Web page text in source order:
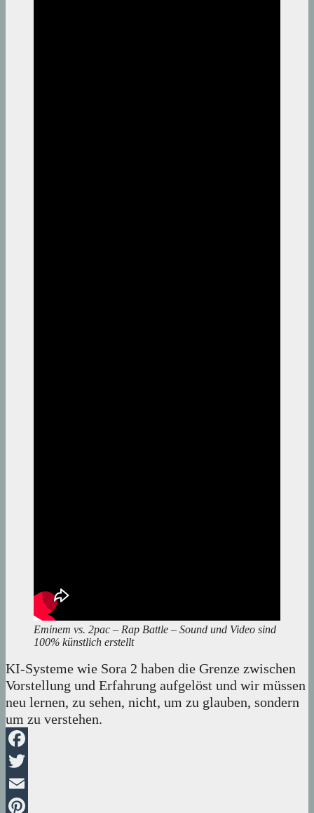
Eminem vs. 2pac – Rap Battle – Sound und Video sind
100% künstlich erstellt
KI-Systeme wie Sora 2 haben die Grenze zwischen
Vorstellung und Erfahrung aufgelöst und wir müssen
neu lernen, zu sehen, nicht, um zu glauben, sondern
um zu verstehen.
Facebook
Twitter
Email